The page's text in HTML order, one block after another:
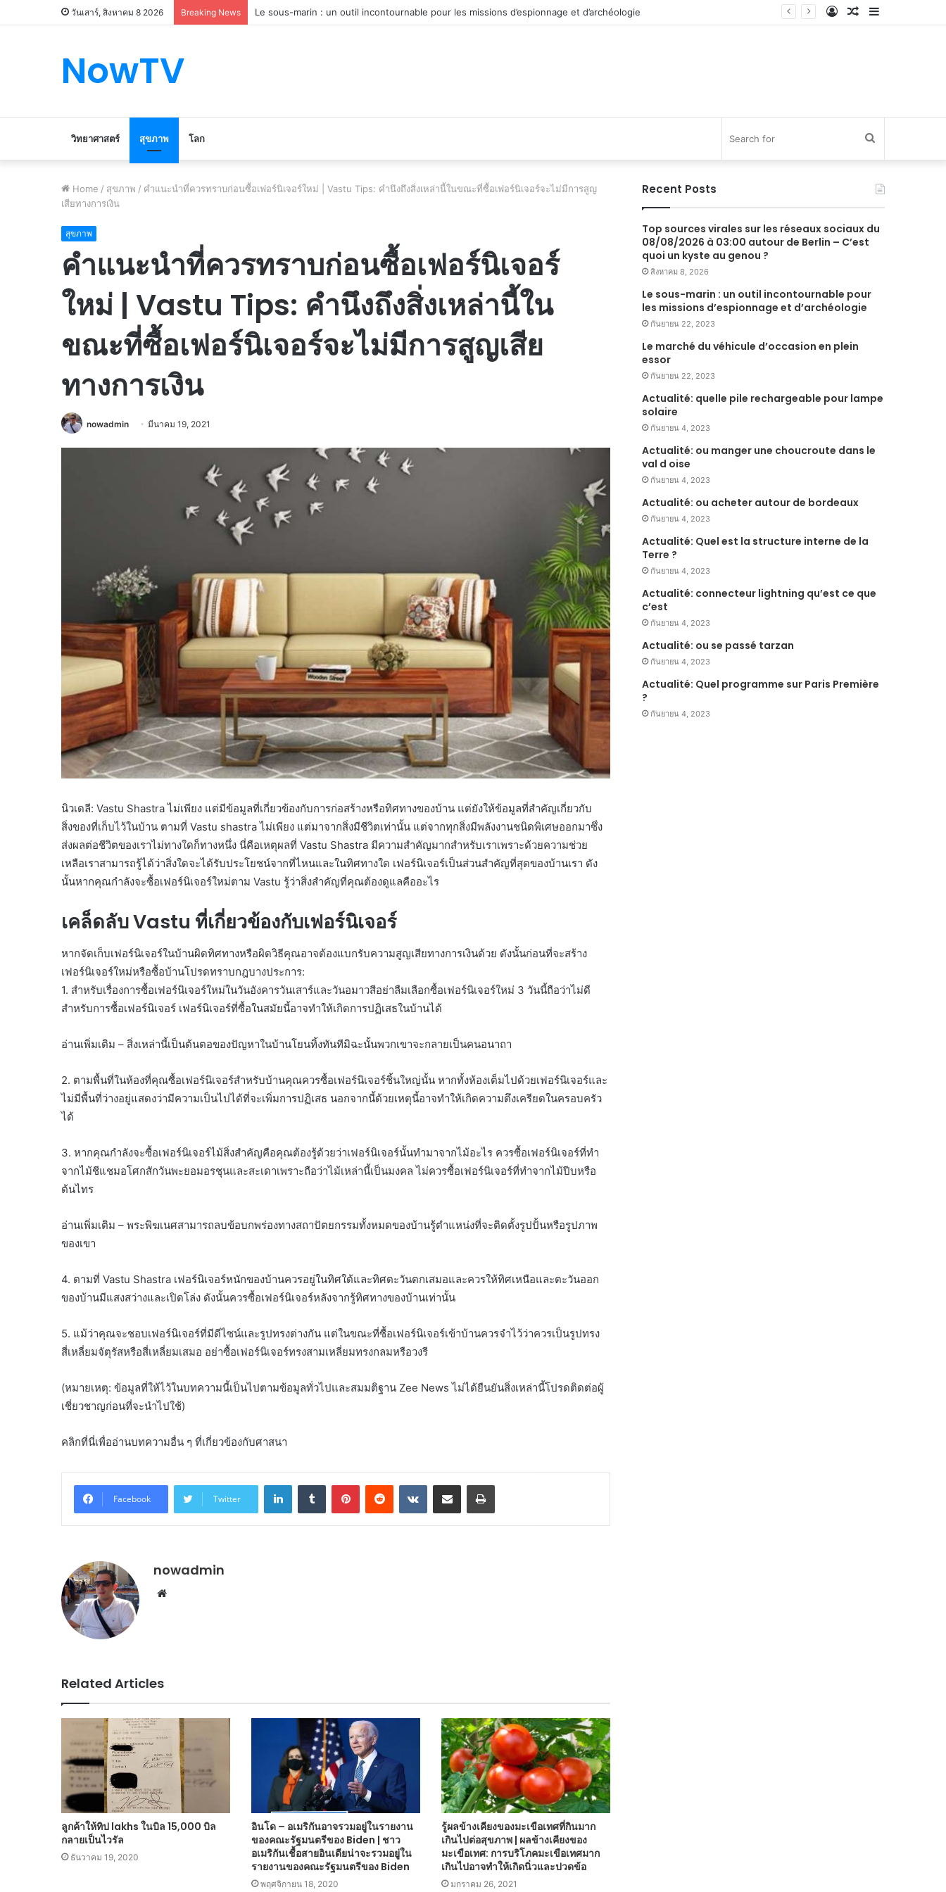
วันเสาร์, สิงหาคม 8 2026 Breaking News Le marché du véhicule d’occasion en plein essor Sidebar
Random
Log
NowTV
วิทยาศาสตร์ สุขภาพ โลก
Home / สุขภาพ / คำแนะนำที่ควรทราบก่อนซื้อเฟอร์นิเจอร์ใหม่ | Vastu Tips: คำนึงถึงสิ่งเหล่านี้ในขณะที่ซื้อเฟอร์นิเจอร์จะไม่มีการสูญ
เสียทางการเงิน
สุขภาพ
คำแนะนำที่ควรทราบก่อนซื้อเฟอร์นิเจอร์
ใหม่ | Vastu Tips: คำนึงถึงสิ่งเหล่านี้ใน
ขณะที่ซื้อเฟอร์นิเจอร์จะไม่มีการสูญเสีย
ทางการเงิน
nowadmin มีนาคม 19, 2021
นิวเดลี: Vastu Shastra ไม่เพียง แต่มีข้อมูลที่เกี่ยวข้องกับการก่อสร้างหรือทิศทางของบ้าน แต่ยังให้ข้อมูลที่สำคัญเกี่ยวกับ
สิ่งของที่เก็บไว้ในบ้าน ตามที่ Vastu shastra ไม่เพียง แต่มาจากสิ่งมีชีวิตเท่านั้น แต่จากทุกสิ่งมีพลังงานชนิดพิเศษออกมาซึ่ง
ส่งผลต่อชีวิตของเราไม่ทางใดก็ทางหนึ่ง นี่คือเหตุผลที่ Vastu Shastra มีความสำคัญมากสำหรับเราเพราะด้วยความช่วย
เหลือเราสามารถรู้ได้ว่าสิ่งใดจะได้รับประโยชน์จากที่ไหนและในทิศทางใด เฟอร์นิเจอร์เป็นส่วนสำคัญที่สุดของบ้านเรา ดัง
นั้นหากคุณกำลังจะซื้อเฟอร์นิเจอร์ใหม่ตาม Vastu รู้ว่าสิ่งสำคัญที่คุณต้องดูแลคืออะไร
เคล็ดลับ Vastu ที่เกี่ยวข้องกับเฟอร์นิเจอร์
หากจัดเก็บเฟอร์นิเจอร์ในบ้านผิดทิศทางหรือผิดวิธีคุณอาจต้องแบกรับความสูญเสียทางการเงินด้วย ดังนั้นก่อนที่จะสร้าง
เฟอร์นิเจอร์ใหม่หรือซื้อบ้านโปรดทราบกฎบางประการ:
1. สำหรับเรื่องการซื้อเฟอร์นิเจอร์ใหม่ในวันอังคารวันเสาร์และวันอมาวสีอย่าลืมเลือกซื้อเฟอร์นิเจอร์ใหม่ 3 วันนี้ถือว่าไม่ดี
สำหรับการซื้อเฟอร์นิเจอร์ เฟอร์นิเจอร์ที่ซื้อในสมัยนี้อาจทำให้เกิดการปฏิเสธในบ้านได้
อ่านเพิ่มเติม – สิ่งเหล่านี้เป็นต้นตอของปัญหาในบ้านโยนทิ้งทันทีมิฉะนั้นพวกเขาจะกลายเป็นคนอนาถา
2. ตามพื้นที่ในห้องที่คุณซื้อเฟอร์นิเจอร์สำหรับบ้านคุณควรซื้อเฟอร์นิเจอร์ชิ้นใหญ่นั้น หากทั้งห้องเต็มไปด้วยเฟอร์นิเจอร์และ
ไม่มีพื้นที่ว่างอยู่แสดงว่ามีความเป็นไปได้ที่จะเพิ่มการปฏิเสธ นอกจากนี้ด้วยเหตุนี้อาจทำให้เกิดความตึงเครียดในครอบครัว
ได้
3. หากคุณกำลังจะซื้อเฟอร์นิเจอร์ไม้สิ่งสำคัญคือคุณต้องรู้ด้วยว่าเฟอร์นิเจอร์นั้นทำมาจากไม้อะไร ควรซื้อเฟอร์นิเจอร์ที่ทำ
จากไม้ชีแชมอโศกสักวันพะยอมอรชุนและสะเดาเพราะถือว่าไม้เหล่านี้เป็นมงคล ไม่ควรซื้อเฟอร์นิเจอร์ที่ทำจากไม้ปีบหรือ
ต้นไทร
อ่านเพิ่มเติม – พระพิฆเนศสามารถลบข้อบกพร่องทางสถาปัตยกรรมทั้งหมดของบ้านรู้ตำแหน่งที่จะติดตั้งรูปปั้นหรือรูปภาพ
ของเขา
4. ตามที่ Vastu Shastra เฟอร์นิเจอร์หนักของบ้านควรอยู่ในทิศใต้และทิศตะวันตกเสมอและควรให้ทิศเหนือและตะวันออก
ของบ้านมีแสงสว่างและเปิดโล่ง ดังนั้นควรซื้อเฟอร์นิเจอร์หลังจากรู้ทิศทางของบ้านเท่านั้น
5. แม้ว่าคุณจะชอบเฟอร์นิเจอร์ที่มีดีไซน์และรูปทรงต่างกัน แต่ในขณะที่ซื้อเฟอร์นิเจอร์เข้าบ้านควรจำไว้ว่าควรเป็นรูปทรง
สี่เหลี่ยมจัตุรัสหรือสี่เหลี่ยมเสมอ อย่าซื้อเฟอร์นิเจอร์ทรงสามเหลี่ยมทรงกลมหรือวงรี
(หมายเหตุ: ข้อมูลที่ให้ไว้ในบทความนี้เป็นไปตามข้อมูลทั่วไปและสมมติฐาน Zee News ไม่ได้ยืนยันสิ่งเหล่านี้โปรดติดต่อผู้
เชี่ยวชาญก่อนที่จะนำไปใช้)
คลิกที่นี่เพื่ออ่านบทความอื่น ๆ ที่เกี่ยวข้องกับศาสนา
Facebook Twitter
LinkedInTumblr PinterestReddit VKontakteShare via Email Print
nowadmin
Website
Related Articles
ลูกค้าให้ทิป lakhs ในบิล 15,000 บิล
กลายเป็นไวรัล
ธันวาคม 19, 2020
อินโด – อเมริกันอาจรวมอยู่ในรายงาน
ของคณะรัฐมนตรีของ Biden | ชาว
อเมริกันเชื้อสายอินเดียน่าจะรวมอยู่ใน
รายงานของคณะรัฐมนตรีของ Biden
พฤศจิกายน 18, 2020
รู้ผลข้างเคียงของมะเขือเทศที่กินมาก
เกินไปต่อสุขภาพ | ผลข้างเคียงของ
มะเขือเทศ: การบริโภคมะเขือเทศมาก
เกินไปอาจทำให้เกิดนิ่วและปวดข้อ
มกราคม 26, 2021
Recent Posts
Top sources virales sur les réseaux sociaux du
08/08/2026 à 03:00 autour de Berlin – C’est
quoi un kyste au genou ?
สิงหาคม 8, 2026
Le sous-marin : un outil incontournable pour
les missions d’espionnage et d’archéologie
กันยายน 22, 2023
Le marché du véhicule d’occasion en plein
essor
กันยายน 22, 2023
Actualité: quelle pile rechargeable pour lampe
solaire
กันยายน 4, 2023
Actualité: ou manger une choucroute dans le
val d oise
กันยายน 4, 2023
Actualité: ou acheter autour de bordeaux
กันยายน 4, 2023
Actualité: Quel est la structure interne de la
Terre ?
กันยายน 4, 2023
Actualité: connecteur lightning qu’est ce que
c’est
กันยายน 4, 2023
Actualité: ou se passé tarzan
กันยายน 4, 2023
Actualité: Quel programme sur Paris Première
?
กันยายน 4, 2023